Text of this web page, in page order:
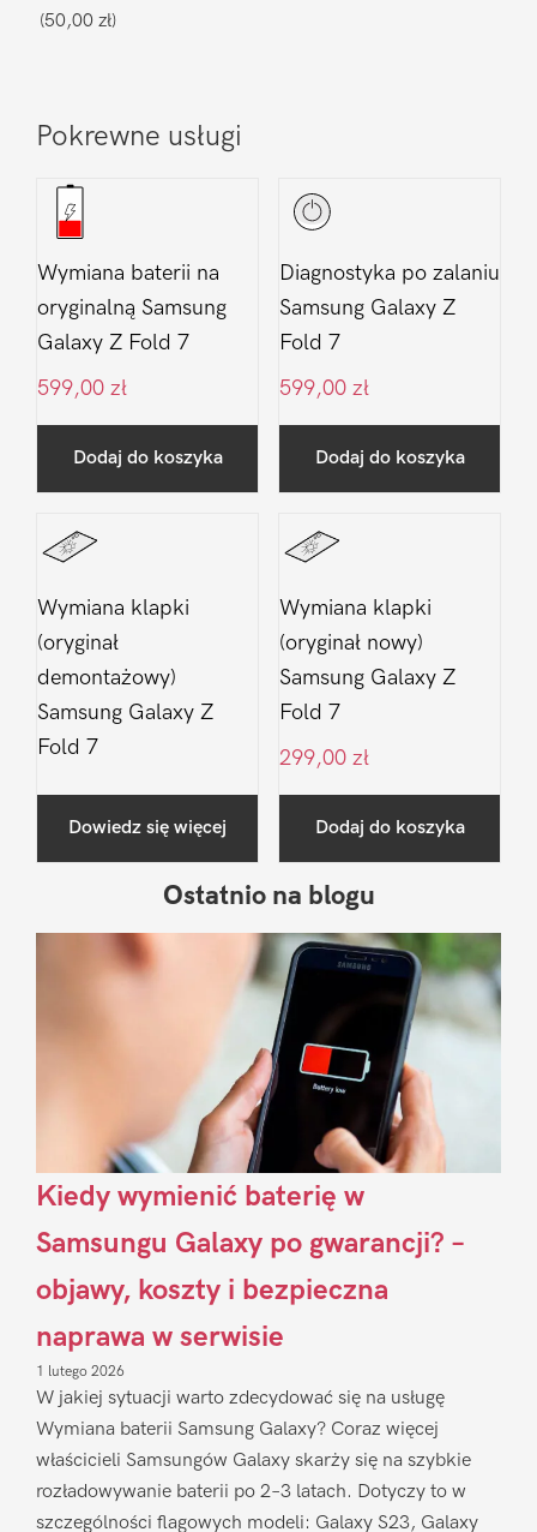
Fold
(50,00 zł)
Pokrewne usługi
Wymiana baterii na
oryginalną Samsung
Galaxy Z Fold 7
599,00 zł
Dodaj do koszyka
Diagnostyka po zalaniu
Samsung Galaxy Z
Fold 7
599,00 zł
Dodaj do koszyka
Wymiana klapki
(oryginał
demontażowy)
Samsung Galaxy Z
Fold 7
Dowiedz się więcej
Wymiana klapki
(oryginał nowy)
Samsung Galaxy Z
Fold 7
299,00 zł
Dodaj do koszyka
Sidebar
Ostatnio na blogu
Kiedy wymienić baterię w
Samsungu Galaxy po gwarancji? –
objawy, koszty i bezpieczna
naprawa w serwisie
1 lutego 2026
W jakiej sytuacji warto zdecydować się na usługę
Wymiana baterii Samsung Galaxy? Coraz więcej
właścicieli Samsungów Galaxy skarży się na szybkie
rozładowywanie baterii po 2–3 latach. Dotyczy to w
szczególności flagowych modeli: Galaxy S23, Galaxy